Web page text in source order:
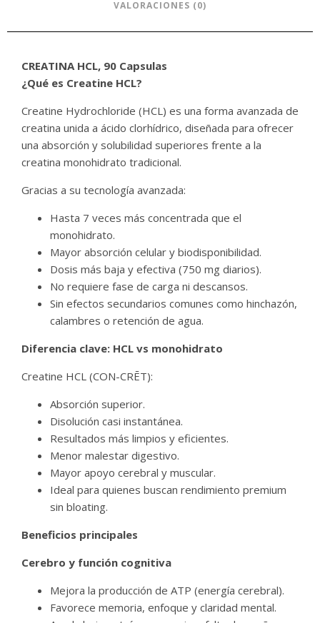
VALORACIONES (0)
CREATINA HCL, 90 Capsulas
¿Qué es Creatine HCL?
Creatine Hydrochloride (HCL) es una forma avanzada de
creatina unida a ácido clorhídrico, diseñada para ofrecer
una absorción y solubilidad superiores frente a la
creatina monohidrato tradicional.
Gracias a su tecnología avanzada:
Hasta 7 veces más concentrada que el
monohidrato.
Mayor absorción celular y biodisponibilidad.
Dosis más baja y efectiva (750 mg diarios).
No requiere fase de carga ni descansos.
Sin efectos secundarios comunes como hinchazón,
calambres o retención de agua.
Diferencia clave: HCL vs monohidrato
Creatine HCL (CON-CRĒT):
Absorción superior.
Disolución casi instantánea.
Resultados más limpios y eficientes.
Menor malestar digestivo.
Mayor apoyo cerebral y muscular.
Ideal para quienes buscan rendimiento premium
sin bloating.
Beneficios principales
Cerebro y función cognitiva
Mejora la producción de ATP (energía cerebral).
Favorece memoria, enfoque y claridad mental.